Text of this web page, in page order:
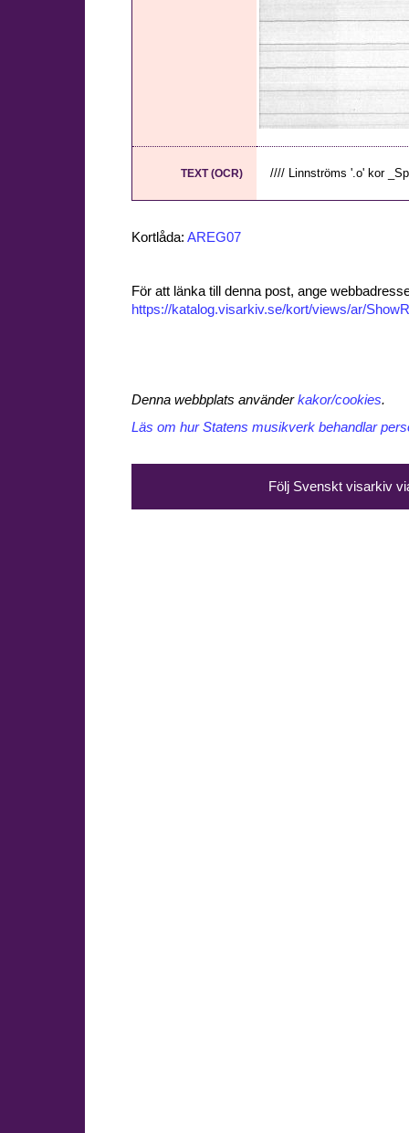
TEXT (OCR) //// Linnströms '.o' kor
Kortlåda: AREG07
För att länka till denna post, ange
https://katalog.visarkiv.se/kort/views/ar/
Denna webbplats använderkakor/cookies.
Läs om hur Statens musikverk behandlar
Följ Svenskt visarkiv